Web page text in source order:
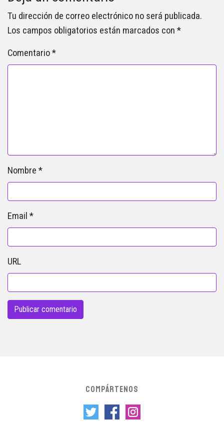
Tu dirección de correo electrónico no será publicada.
Los campos obligatorios están marcados con *
Comentario*
Nombre *
Email *
URL
COMPÁRTENOS